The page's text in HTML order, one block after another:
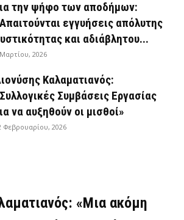
την ψήφο των αποδήμων:
εγγυήσεις απόλυτης
και αδιάβλητου...
2026
Καλαματιανός:
Συμβάσεις Εργασίας
να αυξηθούν οι μισθοί»
Φεβρουαρίου, 2026
«Μια ακόμη